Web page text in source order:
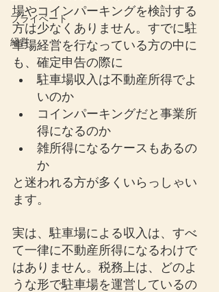
プライベート
経営
場やコインパーキングを検討する
方は少なくありません。すでに駐
車場経営を行なっている方の中に
も、確定申告の際に
駐車場収入は不動産所得でよ
いのか
コインパーキングだと事業所
得になるのか
雑所得になるケースもあるの
か
と迷われる方が多くいらっしゃい
ます。
実は、駐車場による収入は、すべ
て一律に不動産所得になるわけで
はありません。税務上は、どのよ
うな形で駐車場を運営しているの